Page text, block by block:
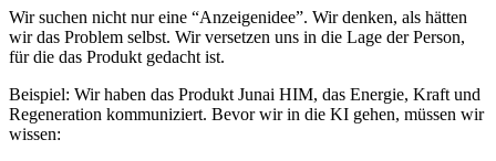
Wir suchen nicht nur eine “Anzeigenidee”. Wir denken, als hätten
wir das Problem selbst. Wir versetzen uns in die Lage der Person,
für die das Produkt gedacht ist.
Beispiel: Wir haben das Produkt Junai HIM, das Energie, Kraft und
Regeneration kommuniziert. Bevor wir in die KI gehen, müssen wir
wissen: